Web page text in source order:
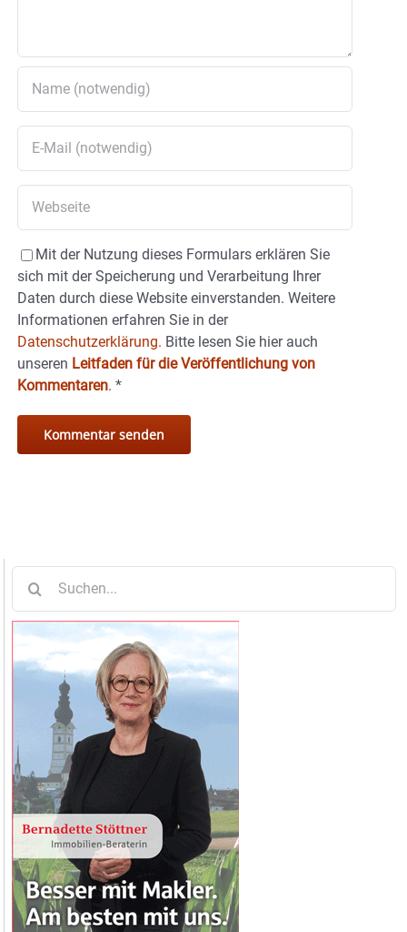
Mit der Nutzung dieses Formulars erklären Sie
sich mit der Speicherung und Verarbeitung Ihrer
Daten durch diese Website einverstanden. Weitere
Informationen erfahren Sie in der
Datenschutzerklärung. Bitte lesen Sie hier auch
unseren Leitfaden für die Veröffentlichung von
Kommentaren. *
nach: